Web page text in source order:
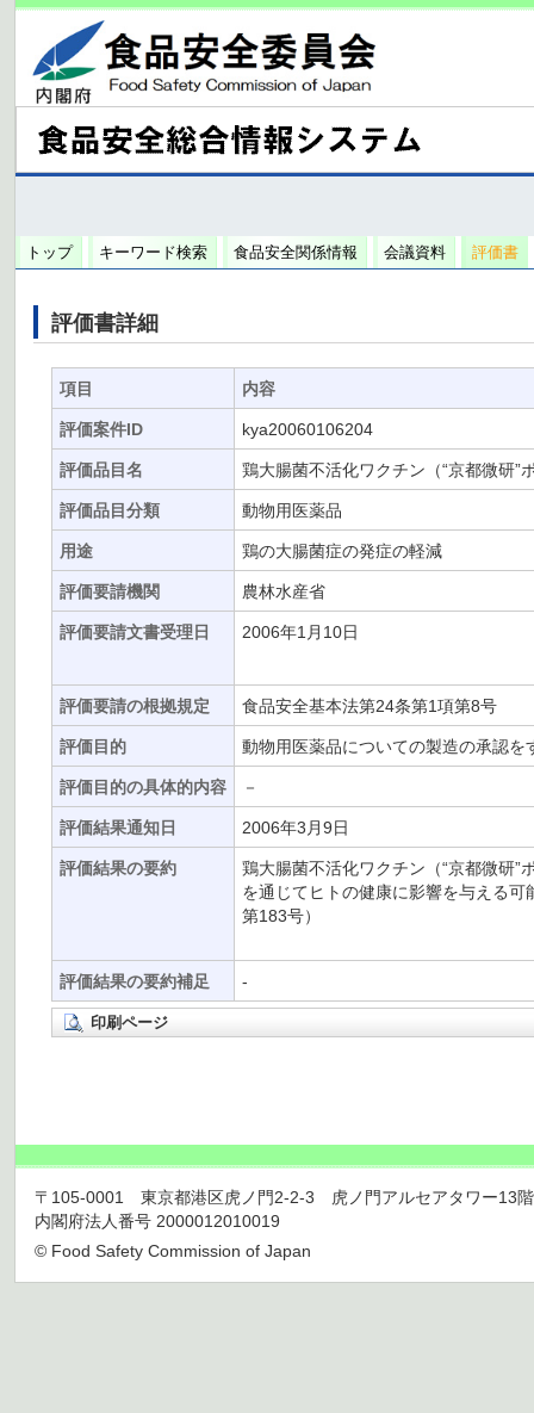
トップ キーワード検索 食品安全関係情報 会議資料 評価書
評価書詳細
項目 内容
評価案件ID kya20060106204
評価品目名 鶏大腸菌不活化ワクチン（“京都微研”
評価品目分類 動物用医薬品
用途 鶏の大腸菌症の発症の軽減
評価要請機関 農林水産省
評価要請文書受理日 2006年1月10日
評価要請の根拠規定 食品安全基本法第24条第1項第8号
評価目的 動物用医薬品についての製造の承認
評価目的の具体的内容 －
評価結果通知日 2006年3月9日
評価結果の要約
鶏大腸菌不活化ワクチン（“京都微研
を通じてヒトの健康に影響を与える
第183号）
評価結果の要約補足 -
印刷ページ
〒105-0001 東京都港区虎ノ門2-2-3 虎ノ門アルセアタワー13
内閣府法人番号 2000012010019
© Food Safety Commission of Japan